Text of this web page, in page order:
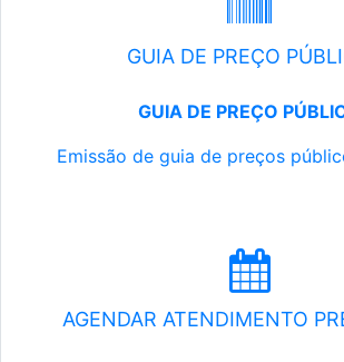
GUIA DE PREÇO
GUIA DE PREÇO
Emissão de guia de preços
AGENDAR ATENDIMENTO